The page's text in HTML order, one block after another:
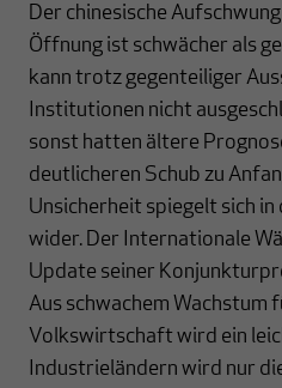
Der chinesische
Öffnung ist schwächer als
kann trotz gegenteiliger
Institutionen nicht
sonst hatten ältere
deutlicheren Schub zu
Unsicherheit spiegelt sich
wider. Der Internationale
Update seiner
Aus schwachem Wachstum
Volkswirtschaft wird ein
Industrieländern wird nur